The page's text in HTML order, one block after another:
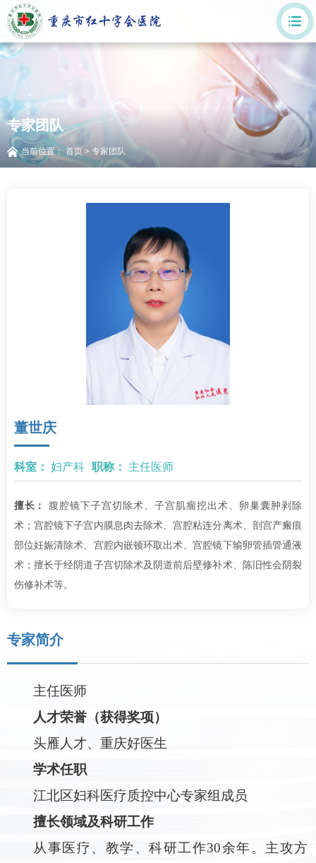
专家团队
当前位置：首页> 专家团队
董世庆
科室： 妇产科 职称： 主任医师
擅长：
腹腔镜下子宫切除术、子宫肌瘤挖出术、卵巢囊肿剥除
术；宫腔镜下子宫内膜息肉去除术、宫腔粘连分离术、剖宫产瘢痕
部位妊娠清除术、宫腔内嵌顿环取出术、宫腔镜下输卵管插管通液
术；擅长于经阴道子宫切除术及阴道前后壁修补术、陈旧性会阴裂
伤修补术等。
专家简介
主任医师
人才荣誉（获得奖项）
头雁人才、重庆好医生
学术任职
江北区妇科医疗质控中心专家组成员
擅长领域及科研工作
从事医疗、教学、科研工作30余年。主攻方